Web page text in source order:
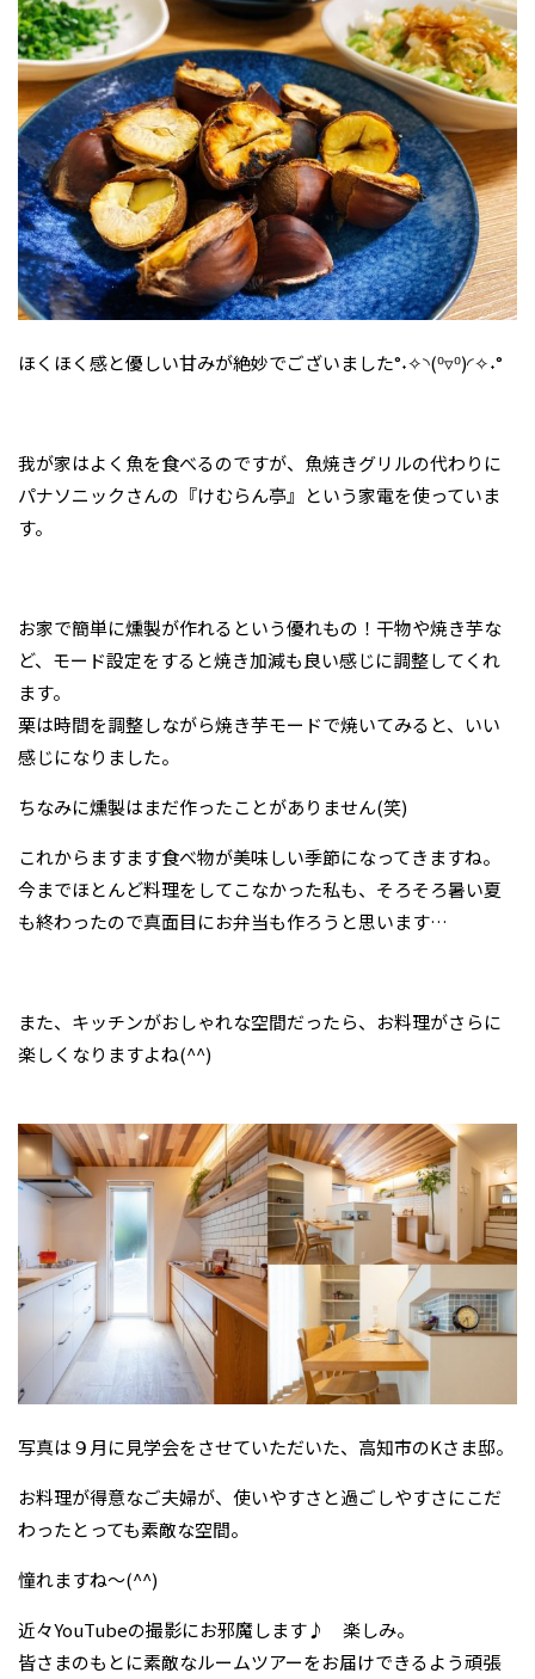
ほくほく感と優しい甘みが絶妙でございました°˖✧◝(⁰▿⁰)◜✧˖°
我が家はよく魚を食べるのですが、魚焼きグリルの代わりに
パナソニックさんの『けむらん亭』という家電を使っていま
す。
お家で簡単に燻製が作れるという優れもの！干物や焼き芋な
ど、モード設定をすると焼き加減も良い感じに調整してくれ
ます。
栗は時間を調整しながら焼き芋モードで焼いてみると、いい
感じになりました。
ちなみに燻製はまだ作ったことがありません(笑)
これからますます食べ物が美味しい季節になってきますね。
今までほとんど料理をしてこなかった私も、そろそろ暑い夏
も終わったので真面目にお弁当も作ろうと思います…
また、キッチンがおしゃれな空間だったら、お料理がさらに
楽しくなりますよね(^^)
写真は９月に見学会をさせていただいた、高知市のKさま邸。
お料理が得意なご夫婦が、使いやすさと過ごしやすさにこだ
わったとっても素敵な空間。
憧れますね～(^^)
近々YouTubeの撮影にお邪魔します♪ 楽しみ。
皆さまのもとに素敵なルームツアーをお届けできるよう頑張